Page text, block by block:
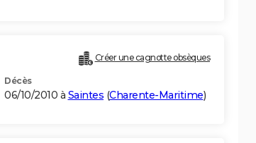
Créer une cagnotte obsèques
Décès
06/10/2010 à Saintes (Charente-Maritime)